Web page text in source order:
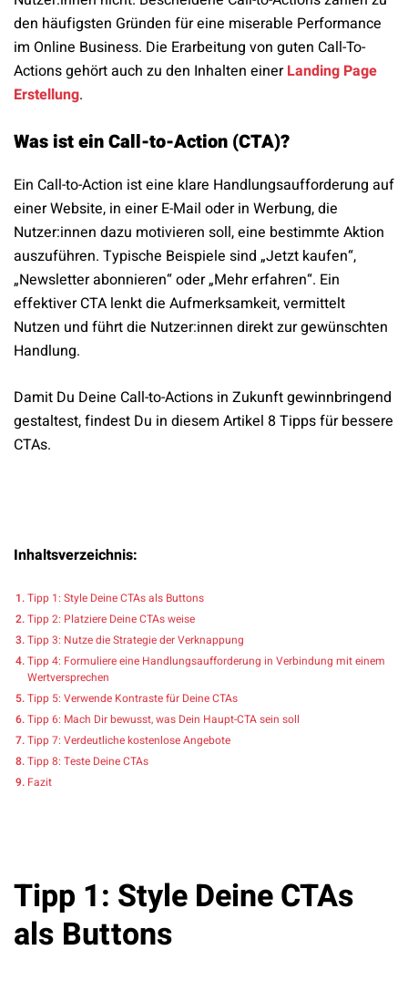
den häufigsten Gründen für eine miserable Performance
im Online Business. Die Erarbeitung von guten Call-To-
Actions gehört auch zu den Inhalten einerLanding Page
Erstellung.
Was ist ein Call-to-Action (CTA)?
Ein Call-to-Action ist eine klare Handlungsaufforderung auf
einer Website, in einer E-Mail oder in Werbung, die
Nutzer:innen dazu motivieren soll, eine bestimmte Aktion
auszuführen. Typische Beispiele sind „Jetzt kaufen“,
„Newsletter abonnieren“ oder „Mehr erfahren“. Ein
effektiver CTA lenkt die Aufmerksamkeit, vermittelt
Nutzen und führt die Nutzer:innen direkt zur gewünschten
Handlung.
Damit Du Deine Call-to-Actions in Zukunft gewinnbringend
gestaltest, findest Du in diesem Artikel 8 Tipps für bessere
CTAs.
Inhaltsverzeichnis:
Tipp 1: Style Deine CTAs als Buttons
Tipp 2: Platziere Deine CTAs weise
Tipp 3: Nutze die Strategie der Verknappung
Tipp 4: Formuliere eine Handlungsaufforderung in Verbindung mit einem
Wertversprechen
Tipp 5: Verwende Kontraste für Deine CTAs
Tipp 6: Mach Dir bewusst, was Dein Haupt-CTA sein soll
Tipp 7: Verdeutliche kostenlose Angebote
Tipp 8: Teste Deine CTAs
Fazit
Tipp 1: Style Deine CTAs
als Buttons